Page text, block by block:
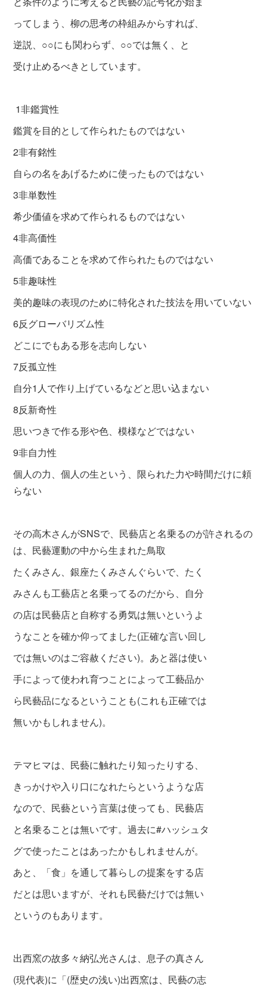
ってしまう、柳の思考の枠組みからすれば、
逆説、○○にも関わらず、○○では無く、と
受け止めるべきとしています。
1非鑑賞性
鑑賞を目的として作られたものではない
2非有銘性
自らの名をあげるために使ったものではない
3非単数性
希少価値を求めて作られるものではない
4非高価性
高価であることを求めて作られたものではない
5非趣味性
美的趣味の表現のために特化された技法を用いていない
6反グローバリズム性
どこにでもある形を志向しない
7反孤立性
自分1人で作り上げているなどと思い込まない
8反新奇性
思いつきで作る形や色、模様などではない
9非自力性
個人の力、個人の生という、限られた力や時間だけに頼
らない
その高木さんがSNSで、民藝店と名乗るのが許されるの
は、民藝運動の中から生まれた鳥取
たくみさん、銀座たくみさんぐらいで、たく
みさんも工藝店と名乗ってるのだから、自分
の店は民藝店と自称する勇気は無いというよ
うなことを確か仰ってました(正確な言い回し
では無いのはご容赦ください)。あと器は使い
手によって使われ育つことによって工藝品か
ら民藝品になるということも(これも正確では
無いかもしれません)。
テマヒマは、民藝に触れたり知ったりする、
きっかけや入り口になれたらというような店
なので、民藝という言葉は使っても、民藝店
と名乗ることは無いです。過去に#ハッシュタ
グで使ったことはあったかもしれませんが。
あと、「食」を通して暮らしの提案をする店
だとは思いますが、それも民藝だけでは無い
というのもあります。
出西窯の故多々納弘光さんは、息子の真さん
(現代表)に「(歴史の浅い)出西窯は、民藝の志